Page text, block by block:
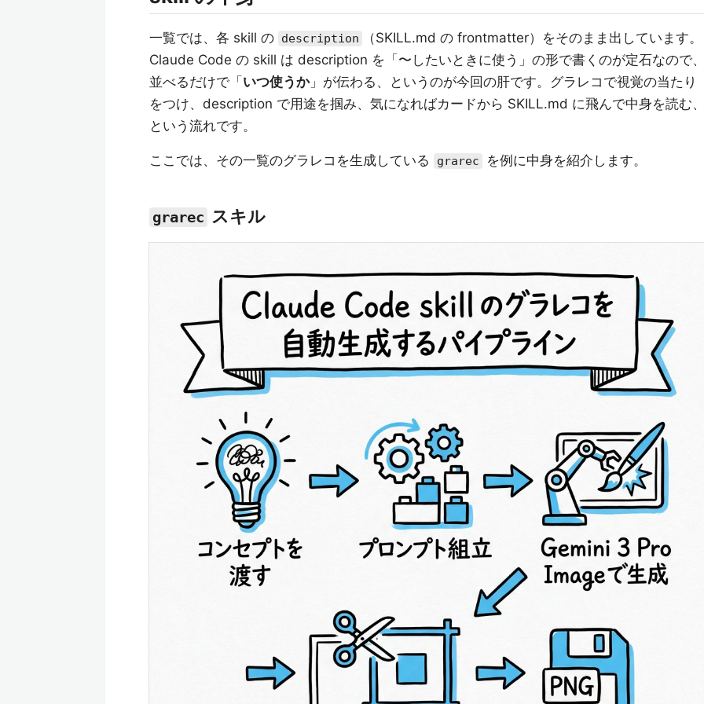
一覧では、各 skill の description
（SKILL.md の frontmatter）をそのまま出しています。
Claude Code の skill は description を「〜したいときに使う」の形で書くのが定石なので
並べるだけで「 いつ使うか」が伝わる、というのが今回の肝です。グラレコで視覚の当たり
をつけ、description で用途を掴み、気になればカードから SKILL.md に飛んで中身を読む
という流れです。
ここでは、その一覧のグラレコを生成している grarec を例に中身を紹介します。
grarec スキル